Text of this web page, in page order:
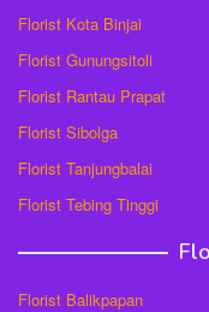
Florist Kota Binjai
Florist Gunungsitoli
Florist Rantau Prapat
Florist Sibolga
Florist Tanjungbalai
Florist Tebing Tinggi
Florist Balikpapan